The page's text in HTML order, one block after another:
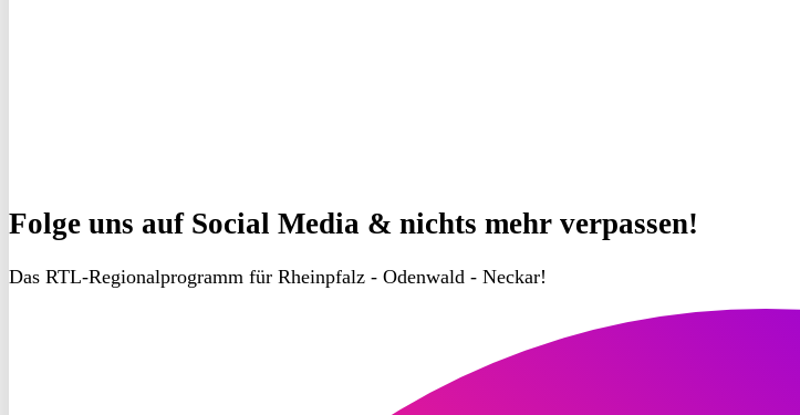
Folge uns auf Social Media & nichts mehr verpassen!
Das RTL-Regionalprogramm für Rheinpfalz - Odenwald - Neckar!